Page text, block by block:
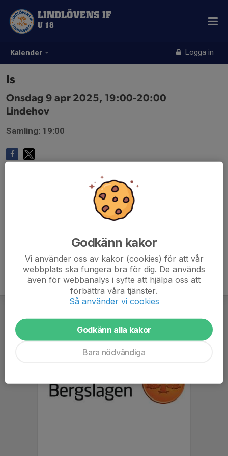
Kalender Logga in
LINDLÖVENS IF
U 18
Is
Onsdag 9 apr 2025, 19:00-20:00
Lindehov
Samling: 19:00
Godkänn kakor
Vi använder oss av kakor (cookies) för att vår
webbplats ska fungera bra för dig. De används
även för webbanalys i syfte att hjälpa oss att
förbättra våra tjänster.
Så använder vi cookies
Godkänn alla kakor
Bara nödvändiga